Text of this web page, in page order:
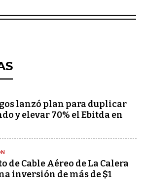
lanzó plan para duplicar
y elevar 70% el Ebitda en
de Cable Aéreo de La Calera
inversión de más de $1